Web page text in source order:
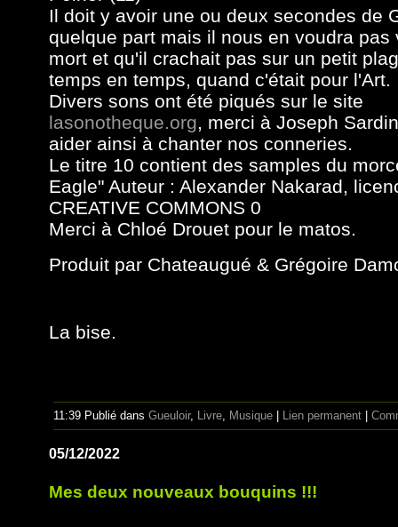
Il doit y avoir une ou deux secondes de
quelque part mais il nous en voudra pas
mort et qu'il crachait pas sur un petit
temps en temps, quand c'était pour l'Art.
Divers sons ont été piqués sur le site
lasonotheque.org, merci à Joseph
aider ainsi à chanter nos conneries.
Le titre 10 contient des samples du
Eagle" Auteur : Alexander Nakarad,
CREATIVE COMMONS 0
Merci à Chloé Drouet pour le matos.
Produit par Chateaugué & Grégoire
La bise.
11:39 Publié dans Gueuloir, Livre, Musique Lien permanent
05/12/2022
Mes deux nouveaux bouquins !!!